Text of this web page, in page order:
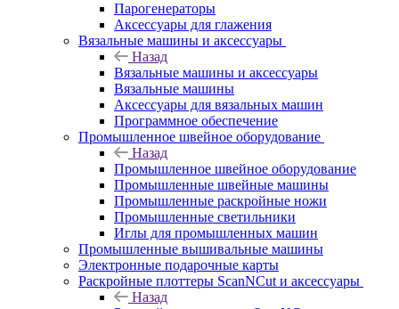
Парогенераторы
Аксессуары для глажения
Вязальные машины и аксессуары
Назад
Вязальные машины и аксессуары
Вязальные машины
Аксессуары для вязальных машин
Программное обеспечение
Промышленное швейное оборудование
Назад
Промышленное швейное оборудование
Промышленные швейные машины
Промышленные раскройные ножи
Промышленные светильники
Иглы для промышленных машин
Промышленные вышивальные машины
Электронные подарочные карты
Раскройные плоттеры ScanNCut и аксессуары
Назад